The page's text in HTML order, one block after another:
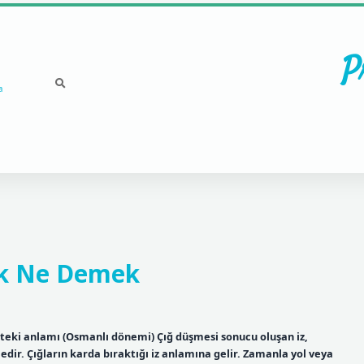
Ne Demek
anlamı (Osmanlı dönemi) Çığ düşmesi sonucu oluşan iz,
Çığların karda bıraktığı iz anlamına gelir. Zamanla yol veya